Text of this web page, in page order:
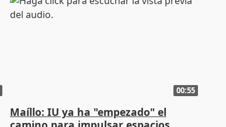
00:55
Maíllo: IU ya ha "empezado" el